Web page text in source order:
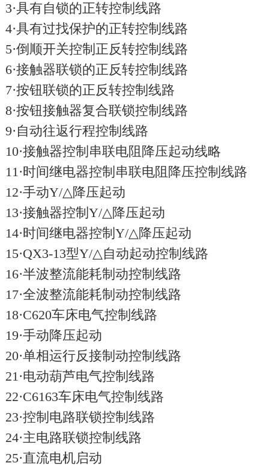
3·具有自锁的正转控制线路
4·具有过找保护的正转控制线路
5·倒顺开关控制正反转控制线路
6·接触器联锁的正反转控制线路
7·按钮联锁的正反转控制线路
8·按钮接触器复合联锁控制线路
9·自动往返行程控制线路
10·接触器控制串联电阻降压起动线略
11·时间继电器控制串联电阻降压控制线路
12·手动Y/△降压起动
13·接触器控制Y/△降压起动
14·时间继电器控制Y/△降压起动
15·QX3-13型Y/△自动起动控制线路
16·半波整流能耗制动控制线路
17·全波整流能耗制动控制线路
18·C620车床电气控制线路
19·手动降压起动
20·单相运行反接制动控制线路
21·电动葫芦电气控制线路
22·C6163车床电气控制线路
23·控制电路联锁控制线路
24·主电路联锁控制线路
25·直流电机启动